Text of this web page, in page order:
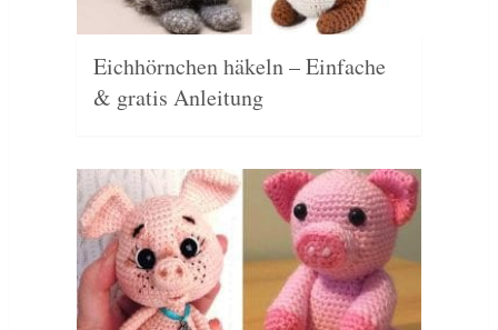
Eichhörnchen häkeln – Einfache
& gratis Anleitung